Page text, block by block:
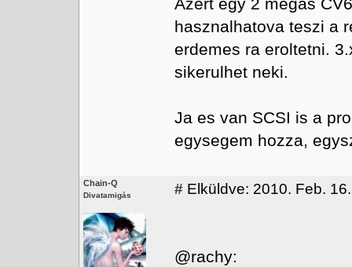
Azert egy 2 megas
hasznalhatova teszi a
erdemes ra eroltetni.
sikerulhet neki.
Ja es van SCSI is a
egysegem hozza,
Chain-Q
Divatamigás # Elküldve: 2010. Feb.
@rachy: